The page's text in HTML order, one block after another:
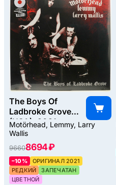
The Boys Of
Ladbroke Grove
(USA), 2021
Motörhead, Lemmy, Larry
Wallis
96608694 ₽
–10%
ОРИГИНАЛ 2021
РЕДКИЙ
ЗАПЕЧАТАН
ЦВЕТНОЙ